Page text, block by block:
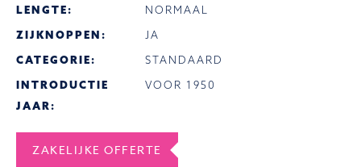
LENGTE:
NORMAAL
ZIJKNOPPEN:
JA
CATEGORIE:
STANDAARD
INTRODUCTIE
JAAR:
VOOR 1950
ZAKELIJKE OFFERTE